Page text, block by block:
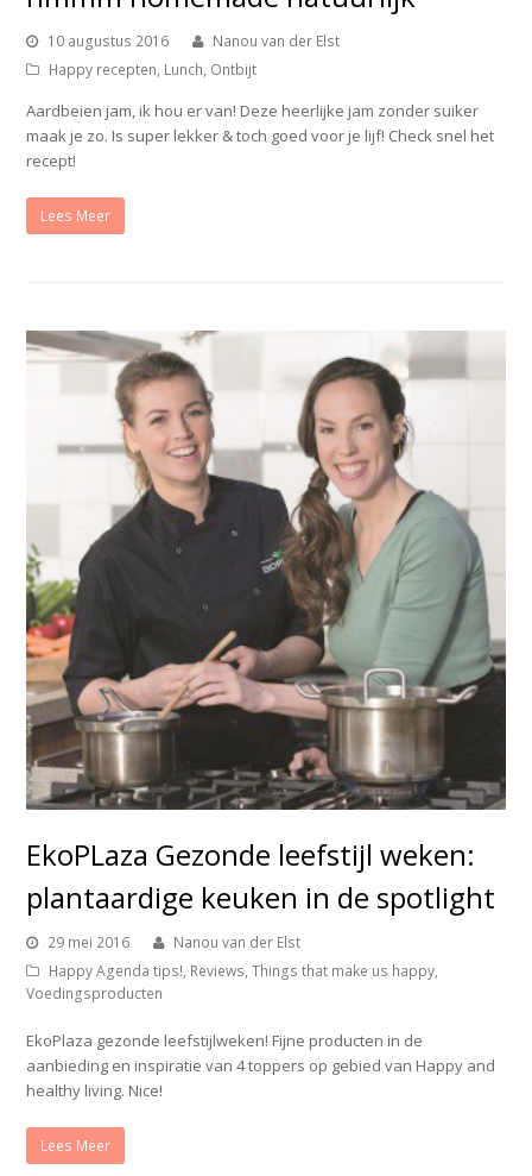
10 augustus 2016
Nanou van der Elst
Happy recepten, Lunch, Ontbijt
Aardbeien jam, ik hou er van! Deze heerlijke jam zonder suiker
maak je zo. Is super lekker & toch goed voor je lijf! Check snel het
recept!
Lees Meer
EkoPLaza Gezonde leefstijl weken:
plantaardige keuken in de spotlight
29 mei 2016
Nanou van der Elst
Happy Agenda tips!, Reviews,Things that make us happy,
Voedingsproducten
EkoPlaza gezonde leefstijlweken! Fijne producten in de
aanbieding en inspiratie van 4 toppers op gebied van Happy and
healthy living. Nice!
Lees Meer